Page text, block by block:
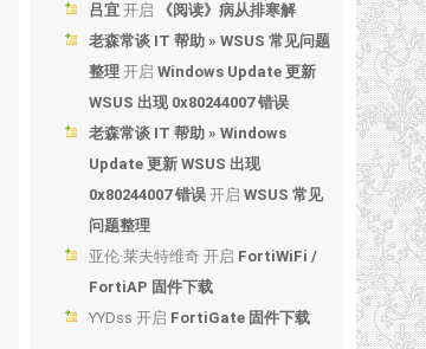
吕宜 开启
《阅读》病从排寒解
老森常谈 IT 帮助 » WSUS 常见问题
整理 开启 Windows Update 更新
WSUS 出现 0x80244007 错误
老森常谈 IT 帮助 » Windows
Update 更新 WSUS 出现
0x80244007 错误 开启 WSUS 常见
问题整理
亚伦·莱夫特维奇 开启 FortiWiFi /
FortiAP 固件下载
YYDss 开启 FortiGate 固件下载